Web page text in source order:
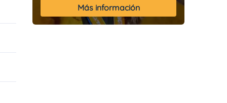
Más información